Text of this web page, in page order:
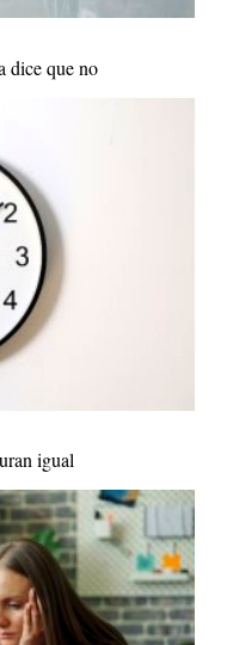
dice que no
igual